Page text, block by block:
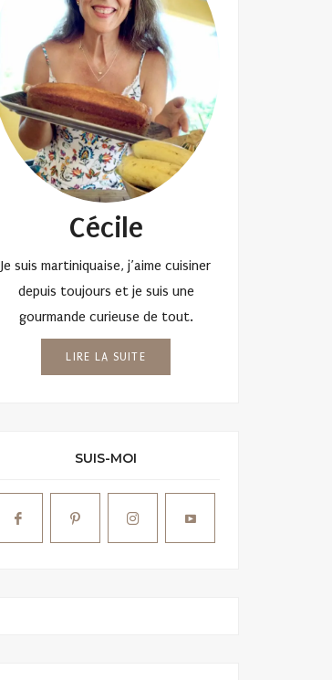
Cécile
Je suis martiniquaise, j’aime cuisiner
depuis toujours et je suis une
gourmande curieuse de tout.
LIRE LA SUITE
SUIS-MOI